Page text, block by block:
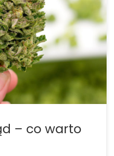
Poniżej prezentujemy
wskazówek
kwiatów cannabis. •
od bezpośredniego
ją w chłodnym,
na hermetycznie
– co warto